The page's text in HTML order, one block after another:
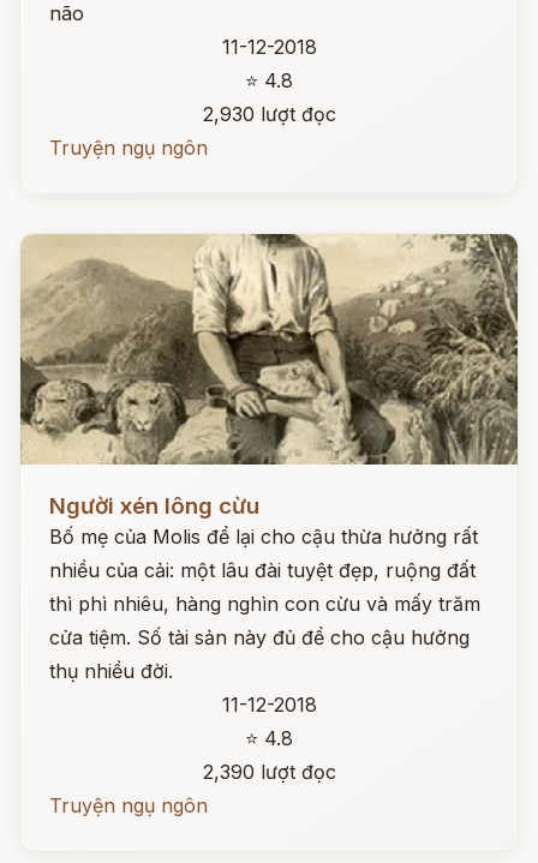
não
11-12-2018
⭐ 4.8
2,930 lượt đọc
Truyện ngụ ngôn
Người xén lông cừu
Bố mẹ của Molis để lại cho cậu thừa hưởng rất
nhiều của cải: một lâu đài tuyệt đẹp, ruộng đất
thì phì nhiêu, hàng nghìn con cừu và mấy trăm
cửa tiệm. Số tài sản này đủ để cho cậu hưởng
thụ nhiều đời.
11-12-2018
⭐ 4.8
2,390 lượt đọc
Truyện ngụ ngôn